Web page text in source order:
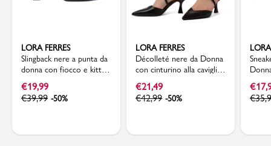
LORA FERRES
Slingback nere a punta da
donna con fiocco e kitten
heels 7,5 cm Lora Ferres
€19,99
€39,99 -50%
LORA FERRES
Décolleté nere da Donna
con cinturino alla caviglia
e tacco a rocchetto Lora
Ferres
€21,49
€42,99 -50%
€
€